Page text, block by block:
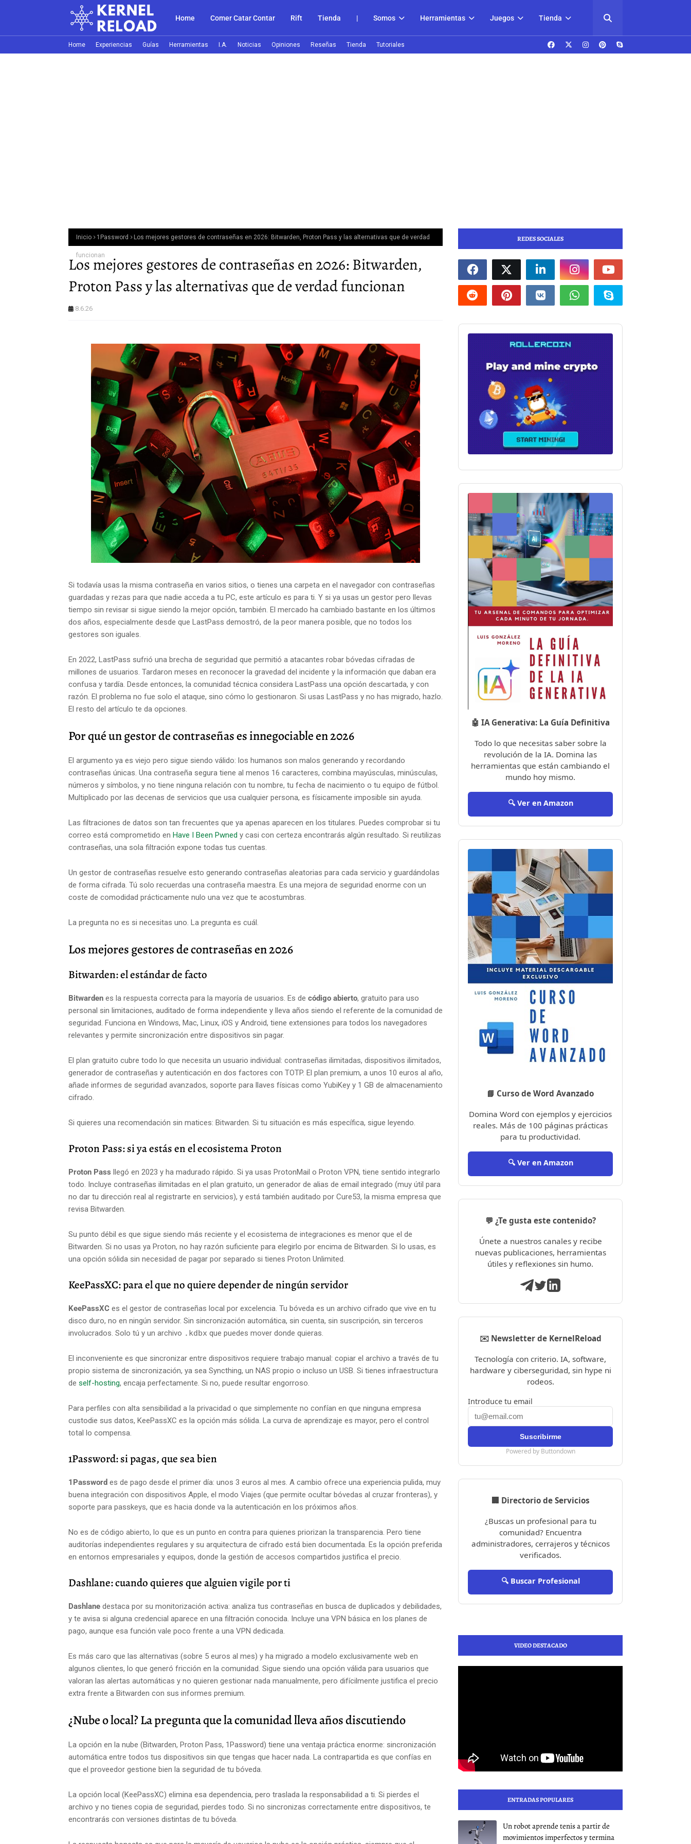
Home Comer Catar Contar Rift Tienda | Somos Herramientas Juegos Tienda
Home Experiencias Guías Herramientas I.A. Noticias Opiniones Reseñas Tienda Tutoriales
Inicio 1Password Los mejores gestores de contraseñas en 2026: Bitwarden, Proton Pass y las alternativas que de verdad
funcionan
Los mejores gestores de contraseñas en 2026: Bitwarden,
Proton Pass y las alternativas que de verdad funcionan
8.6.26
Si todavía usas la misma contraseña en varios sitios, o tienes una carpeta en el navegador con contraseñas
guardadas y rezas para que nadie acceda a tu PC, este artículo es para ti. Y si ya usas un gestor pero llevas
tiempo sin revisar si sigue siendo la mejor opción, también. El mercado ha cambiado bastante en los últimos
dos años, especialmente desde que LastPass demostró, de la peor manera posible, que no todos los
gestores son iguales.
En 2022, LastPass sufrió una brecha de seguridad que permitió a atacantes robar bóvedas cifradas de
millones de usuarios. Tardaron meses en reconocer la gravedad del incidente y la información que daban era
confusa y tardía. Desde entonces, la comunidad técnica considera LastPass una opción descartada, y con
razón. El problema no fue solo el ataque, sino cómo lo gestionaron. Si usas LastPass y no has migrado, hazlo.
El resto del artículo te da opciones.
Por qué un gestor de contraseñas es innegociable en 2026
El argumento ya es viejo pero sigue siendo válido: los humanos son malos generando y recordando
contraseñas únicas. Una contraseña segura tiene al menos 16 caracteres, combina mayúsculas, minúsculas,
números y símbolos, y no tiene ninguna relación con tu nombre, tu fecha de nacimiento o tu equipo de fútbol.
Multiplicado por las decenas de servicios que usa cualquier persona, es físicamente imposible sin ayuda.
Las filtraciones de datos son tan frecuentes que ya apenas aparecen en los titulares. Puedes comprobar si tu
correo está comprometido en Have I Been Pwned y casi con certeza encontrarás algún resultado. Si reutilizas
contraseñas, una sola filtración expone todas tus cuentas.
Un gestor de contraseñas resuelve esto generando contraseñas aleatorias para cada servicio y guardándolas
de forma cifrada. Tú solo recuerdas una contraseña maestra. Es una mejora de seguridad enorme con un
coste de comodidad prácticamente nulo una vez que te acostumbras.
La pregunta no es si necesitas uno. La pregunta es cuál.
Los mejores gestores de contraseñas en 2026
Bitwarden: el estándar de facto
Bitwarden es la respuesta correcta para la mayoría de usuarios. Es de código abierto, gratuito para uso
personal sin limitaciones, auditado de forma independiente y lleva años siendo el referente de la comunidad de
seguridad. Funciona en Windows, Mac, Linux, iOS y Android, tiene extensiones para todos los navegadores
relevantes y permite sincronización entre dispositivos sin pagar.
El plan gratuito cubre todo lo que necesita un usuario individual: contraseñas ilimitadas, dispositivos ilimitados,
generador de contraseñas y autenticación en dos factores con TOTP. El plan premium, a unos 10 euros al año,
añade informes de seguridad avanzados, soporte para llaves físicas como YubiKey y 1 GB de almacenamiento
cifrado.
Si quieres una recomendación sin matices: Bitwarden. Si tu situación es más específica, sigue leyendo.
Proton Pass: si ya estás en el ecosistema Proton
Proton Pass llegó en 2023 y ha madurado rápido. Si ya usas ProtonMail o Proton VPN, tiene sentido integrarlo
todo. Incluye contraseñas ilimitadas en el plan gratuito, un generador de alias de email integrado (muy útil para
no dar tu dirección real al registrarte en servicios), y está también auditado por Cure53, la misma empresa que
revisa Bitwarden.
Su punto débil es que sigue siendo más reciente y el ecosistema de integraciones es menor que el de
Bitwarden. Si no usas ya Proton, no hay razón suficiente para elegirlo por encima de Bitwarden. Si lo usas, es
una opción sólida sin necesidad de pagar por separado si tienes Proton Unlimited.
KeePassXC: para el que no quiere depender de ningún servidor
KeePassXC es el gestor de contraseñas local por excelencia. Tu bóveda es un archivo cifrado que vive en tu
disco duro, no en ningún servidor. Sin sincronización automática, sin cuenta, sin suscripción, sin terceros
involucrados. Solo tú y un archivo .kdbx que puedes mover donde quieras.
El inconveniente es que sincronizar entre dispositivos requiere trabajo manual: copiar el archivo a través de tu
propio sistema de sincronización, ya sea Syncthing, un NAS propio o incluso un USB. Si tienes infraestructura
de self-hosting, encaja perfectamente. Si no, puede resultar engorroso.
Para perfiles con alta sensibilidad a la privacidad o que simplemente no confían en que ninguna empresa
custodie sus datos, KeePassXC es la opción más sólida. La curva de aprendizaje es mayor, pero el control
total lo compensa.
1Password: si pagas, que sea bien
1Password es de pago desde el primer día: unos 3 euros al mes. A cambio ofrece una experiencia pulida, muy
buena integración con dispositivos Apple, el modo Viajes (que permite ocultar bóvedas al cruzar fronteras), y
soporte para passkeys, que es hacia donde va la autenticación en los próximos años.
No es de código abierto, lo que es un punto en contra para quienes priorizan la transparencia. Pero tiene
auditorías independientes regulares y su arquitectura de cifrado está bien documentada. Es la opción preferida
en entornos empresariales y equipos, donde la gestión de accesos compartidos justifica el precio.
Dashlane: cuando quieres que alguien vigile por ti
Dashlane destaca por su monitorización activa: analiza tus contraseñas en busca de duplicados y debilidades,
y te avisa si alguna credencial aparece en una filtración conocida. Incluye una VPN básica en los planes de
pago, aunque esa función vale poco frente a una VPN dedicada.
Es más caro que las alternativas (sobre 5 euros al mes) y ha migrado a modelo exclusivamente web en
algunos clientes, lo que generó fricción en la comunidad. Sigue siendo una opción válida para usuarios que
valoran las alertas automáticas y no quieren gestionar nada manualmente, pero difícilmente justifica el precio
extra frente a Bitwarden con sus informes premium.
¿Nube o local? La pregunta que la comunidad lleva años discutiendo
La opción en la nube (Bitwarden, Proton Pass, 1Password) tiene una ventaja práctica enorme: sincronización
automática entre todos tus dispositivos sin que tengas que hacer nada. La contrapartida es que confías en
que el proveedor gestione bien la seguridad de tu bóveda.
La opción local (KeePassXC) elimina esa dependencia, pero traslada la responsabilidad a ti. Si pierdes el
archivo y no tienes copia de seguridad, pierdes todo. Si no sincronizas correctamente entre dispositivos, te
encontrarás con versiones distintas de tu bóveda.
REDES SOCIALES
🤖 IA Generativa: La Guía Definitiva
Todo lo que necesitas saber sobre la
revolución de la IA. Domina las
herramientas que están cambiando el
mundo hoy mismo.
🔍 Ver en Amazon
📘 Curso de Word Avanzado
Domina Word con ejemplos y ejercicios
reales. Más de 100 páginas prácticas
para tu productividad.
🔍 Ver en Amazon
💬 ¿Te gusta este contenido?
Únete a nuestros canales y recibe
nuevas publicaciones, herramientas
útiles y reflexiones sin humo.
✉️ Newsletter de KernelReload
Tecnología con criterio. IA, software,
hardware y ciberseguridad, sin hype ni
rodeos.
Introduce tu email
Powered by Buttondown
🏢 Directorio de Servicios
¿Buscas un profesional para tu
comunidad? Encuentra
administradores, cerrajeros y técnicos
verificados.
🔍 Buscar Profesional
VIDEO DESTACADO
ENTRADAS POPULARES
Un robot aprende tenis a partir de
movimientos imperfectos y termina